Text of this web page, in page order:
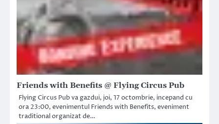
Friends with Benefits @ Flying Circus Pub
Flying Circus Pub va gazdui, joi, 17 octombrie, incepand cu
ora 23:00, evenimentul Friends with Benefits, eveniment
traditional organizat de…